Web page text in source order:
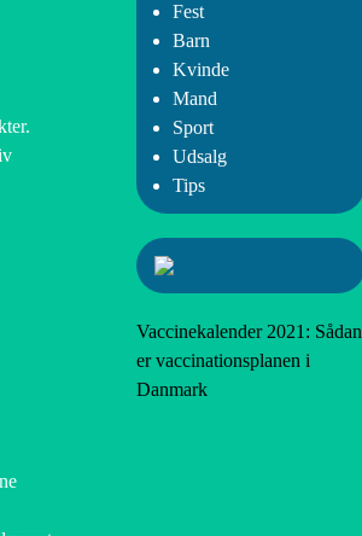
Fest
Barn
Kvinde
Mand
Sport
Udsalg
Tips
Vaccinekalender 2021: Sådan
er vaccinationsplanen i
Danmark